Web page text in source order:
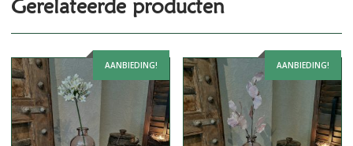
Gerelateerde producten
AANBIEDING! AANBIEDING!